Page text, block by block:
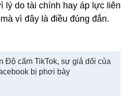
lý do tài chính hay áp lực liên
vì đây là điều đúng đắn.
Độ cấm TikTok, sự giả dối của
bị phơi bày